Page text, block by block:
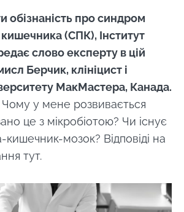
обізнаність про синдром
(СПК), Інститут
слово експерту в цій
Берчик, клініцист і
МакМастера, Канада.
у мене розвивається
це з мікробіотою? Чи існує
кишечник-мозок? Відповіді на
тут.